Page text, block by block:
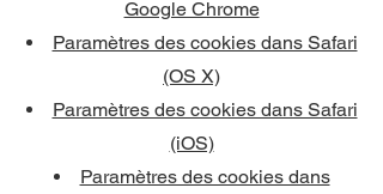
Google Chrome
Paramètres des cookies dans Safari
(OS X)
Paramètres des cookies dans Safari
(iOS)
Paramètres des cookies dans